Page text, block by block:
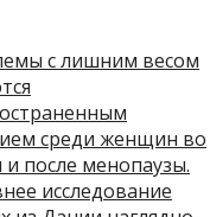
с лишним весом
среди женщин во
и после менопаузы.
исследование